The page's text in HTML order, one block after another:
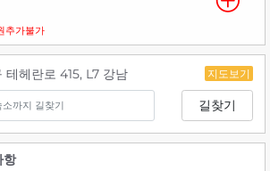
추가불가
테헤란로 415, L7 강남 지도보기
길찾기
항